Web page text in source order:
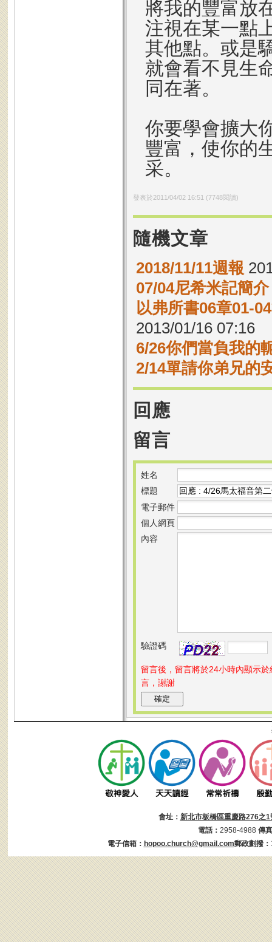
將我的豐富放
注視在某一點
其他點。或是
就會看不見生
同在著。
你要學會擴大
豐富，使你的
采。
發表於2011/04/02 16:51 (7748閱讀)
隨機文章
2018/11/11週報
07/04尼希米記簡介
以弗所書06章01-
2013/01/16 07:16
6/26你們當負我的
2/14單請你弟兄的
回應
留言
姓名
標題
電子郵件
個人網頁
內容
驗證碼
留言後，留言將於24小時內顯示
言，謝謝
會址： 新北市板橋區重慶路276之1
電話： 2958-4988 傳
電子信箱： hopoo.church@gmail.com郵政劃撥：